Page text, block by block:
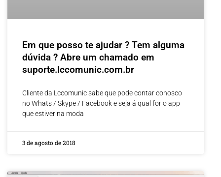
Em que posso te ajudar ? Tem alguma
dúvida ? Abre um chamado em
suporte.lccomunic.com.br
Cliente da Lccomunic sabe que pode contar conosco
no Whats / Skype / Facebook e seja á qual for o app
que estiver na moda
3 de agosto de 2018